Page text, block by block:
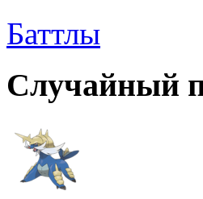
Баттлы
Случайный